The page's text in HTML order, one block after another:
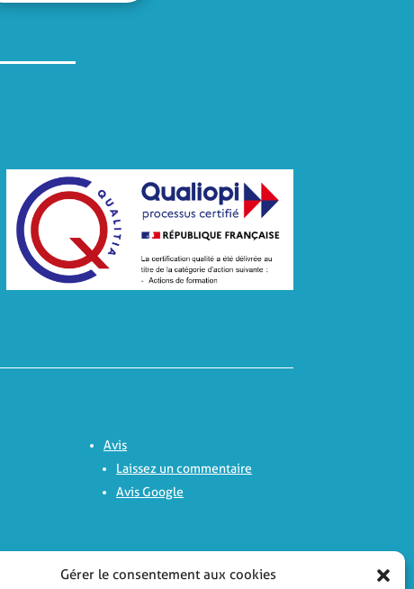
Gérer le consentement aux cookies
Avis
Laissez un commentaire
Avis Google
Nous contacter